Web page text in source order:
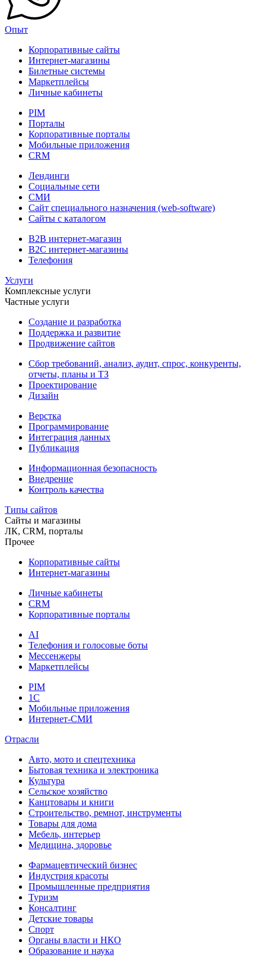
Опыт
Корпоративные сайты
Интернет-магазины
Билетные системы
Маркетплейсы
Личные кабинеты
PIM
Порталы
Корпоративные порталы
Мобильные приложения
CRM
Лендинги
Социальные сети
СМИ
Сайт специального назначения (web-software)
Сайты с каталогом
B2B интернет-магазин
B2C интернет-магазины
Телефония
Услуги
Комплексные услуги
Частные услуги
Создание и разработка
Поддержка и развитие
Продвижение сайтов
Сбор требований, анализ, аудит, спрос, конкуренты,
отчеты, планы и ТЗ
Проектирование
Дизайн
Верстка
Программирование
Интеграция данных
Публикация
Информационная безопасность
Внедрение
Контроль качества
Типы сайтов
Сайты и магазины
ЛК, CRM, порталы
Прочее
Корпоративные сайты
Интернет-магазины
Личные кабинеты
CRM
Корпоративные порталы
AI
Телефония и голосовые боты
Мессенжеры
Маркетплейсы
PIM
1C
Мобильные приложения
Интернет-СМИ
Отрасли
Авто, мото и спецтехника
Бытовая техника и электроника
Культура
Сельское хозяйство
Канцтовары и книги
Строительство, ремнот, инструменты
Товары для дома
Мебель, интерьер
Медицина, здоровье
Фармацевтический бизнес
Индустрия красоты
Промышленные предприятия
Туризм
Консалтинг
Детские товары
Спорт
Органы власти и НКО
Образование и наука